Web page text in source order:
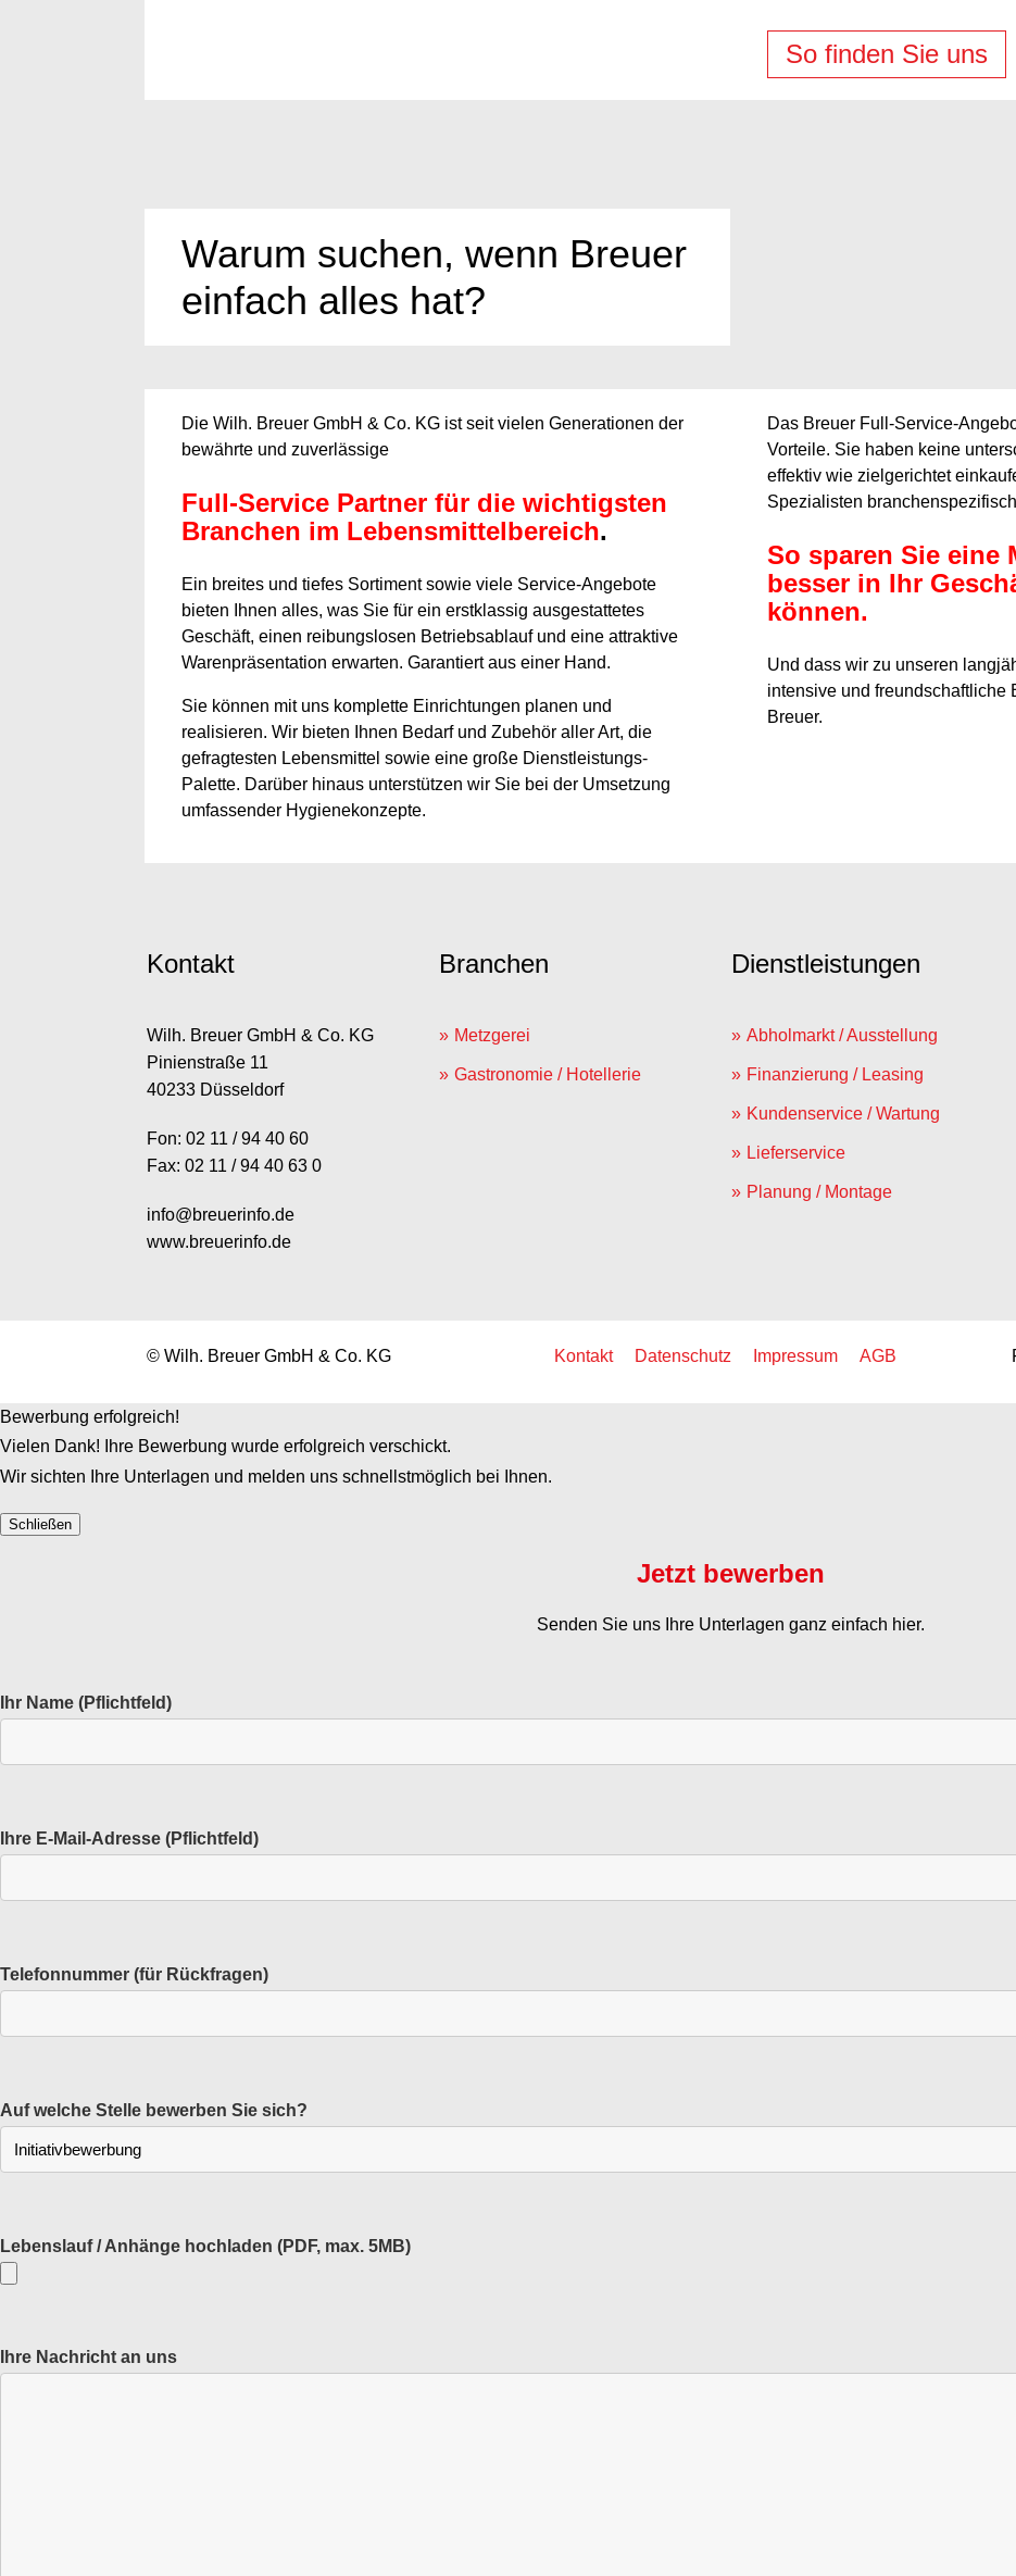
So finden Sie uns
Warum suchen, wenn Breuer
einfach alles hat?
Die Wilh. Breuer GmbH & Co. KG ist seit vielen Generationen der
bewährte und zuverlässige
Full-Service Partner für die wichtigsten
Branchen im Lebensmittelbereich.
Ein breites und tiefes Sortiment sowie viele Service-Angebote
bieten Ihnen alles, was Sie für ein erstklassig ausgestattetes
Geschäft, einen reibungslosen Betriebsablauf und eine attraktive
Warenpräsentation erwarten. Garantiert aus einer Hand.
Sie können mit uns komplette Einrichtungen planen und
realisieren. Wir bieten Ihnen Bedarf und Zubehör aller Art, die
gefragtesten Lebensmittel sowie eine große Dienstleistungs-
Palette. Darüber hinaus unterstützen wir Sie bei der Umsetzung
umfassender Hygienekonzepte.
Das Breuer Full-Service-
Vorteile. Sie haben keine
effektiv wie zielgerichtet
Spezialisten
So sparen Sie eine
besser in Ihr
können.
Und dass wir zu unseren
intensive und freundschaftliche
Breuer.
Kontakt
Wilh. Breuer GmbH & Co. KG
Pinienstraße 11
40233 Düsseldorf
Fon: 02 11 / 94 40 60
Fax: 02 11 / 94 40 63 0
info@breuerinfo.de
www.breuerinfo.de
Branchen
Metzgerei
Gastronomie / Hotellerie
Dienstleistungen
Abholmarkt / Ausstellung
Finanzierung / Leasing
Kundenservice / Wartung
Lieferservice
Planung / Montage
© Wilh. Breuer GmbH & Co. KG Kontakt Datenschutz Impressum AGB
Bewerbung erfolgreich!
Vielen Dank! Ihre Bewerbung wurde erfolgreich verschickt.
Wir sichten Ihre Unterlagen und melden uns schnellstmöglich bei Ihnen.
Schließen
Jetzt bewerben
Senden Sie uns Ihre Unterlagen ganz einfach hier.
Ihr Name (Pflichtfeld)
Ihre E-Mail-Adresse (Pflichtfeld)
Telefonnummer (für Rückfragen)
Auf welche Stelle bewerben Sie sich?
Lebenslauf / Anhänge hochladen (PDF, max. 5MB)
Ihre Nachricht an uns